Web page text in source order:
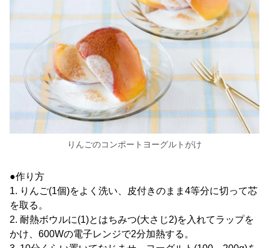
りんごのコンポートヨーグルトがけ
●作り方
1. りんご(1個)をよく洗い、皮付きのまま4等分に切って芯
を取る。
2. 耐熱ボウルに(1)とはちみつ(大さじ2)を入れてラップを
かけ、600Wの電子レンジで2分加熱する。